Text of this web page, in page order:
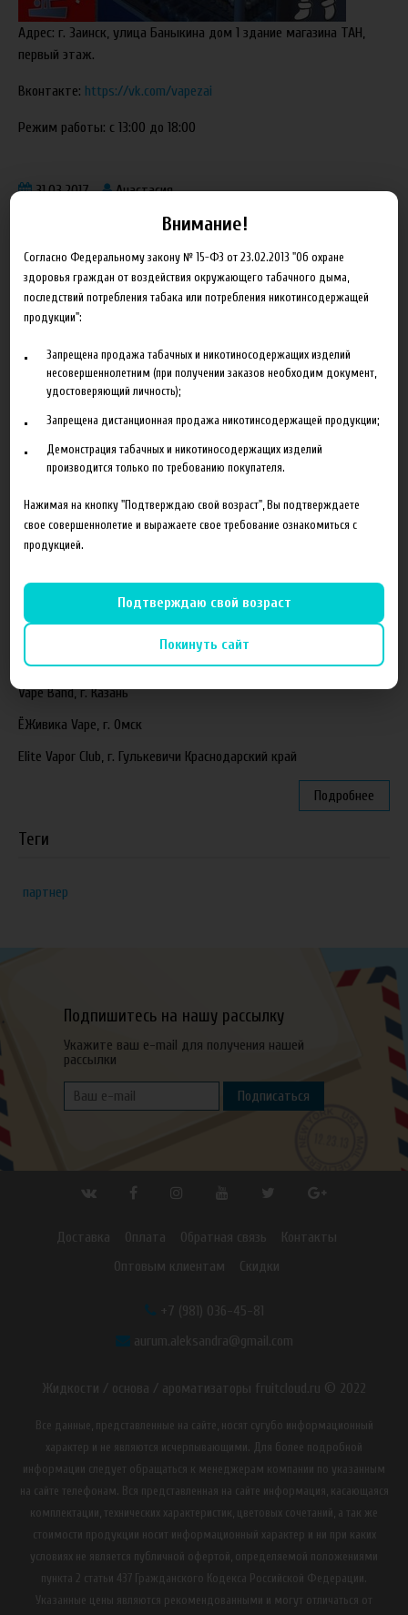
Адрес: г. Заинск, улица Баныкина дом 1 здание магазина ТАН,
первый этаж.
Вконтакте: https://vk.com/vapezai
Режим работы: с 13:00 до 18:00
31.03.2017 Анастасия
Блог
Новинка HeroesFarm
Ароматизаторы Xian Taima в наличии
Поступление ароматизаторов XianTaima
Новинка. Новые наборы в линейке Heroes Farm.
Партнеры
"ZEUS", г. Санкт-Петербург
VapeReserve, г. Ульяновск
Vape Band, г. Казань
ЁЖивика Vape, г. Омск
Elite Vapor Club, г. Гулькевичи Краснодарский край
Подробнее
Теги
партнер
Подпишитесь на нашу рассылку
Укажите ваш e-mail для получения нашей
рассылки
Подписаться
Доставка Оплата Обратная связь
Контакты
Оптовым клиентам
Скидки
+7 (981) 036-45-81
aurum.aleksandra@gmail.com
Жидкости / основа / ароматизаторы fruitcloud.ru © 2022
Все данные, представленные на сайте, носят сугубо информационный
характер и не являются исчерпывающими. Для более подробной
информации следует обращаться к менеджерам компании по указанным
на сайте телефонам. Вся представленная на сайте информация, касающаяся
комплектации, технических характеристик, цветовых сочетаний, а так же
стоимости продукции носит информационный характер и ни при каких
условиях не является публичной офертой, определяемой положениями
пункта 2 статьи 437 Гражданского Кодекса Российской Федерации.
Указанные цены являются рекомендованными и могут отличаться от
Внимание!
Согласно Федеральному закону № 15-ФЗ от 23.02.2013 "Об охране
здоровья граждан от воздействия окружающего табачного дыма,
последствий потребления табака или потребления никотинсодержащей
продукции":
Запрещена продажа табачных и никотиносодержащих изделий
несовершеннолетним (при получении заказов необходим документ,
удостоверяющий личность);
Запрещена дистанционная продажа никотинсодержащей продукции;
Демонстрация табачных и никотиносодержащих изделий
производится только по требованию покупателя.
Нажимая на кнопку "Подтверждаю свой возраст", Вы подтверждаете
свое совершеннолетие и выражаете свое требование ознакомиться с
продукцией.
Подтверждаю свой возраст
Покинуть сайт